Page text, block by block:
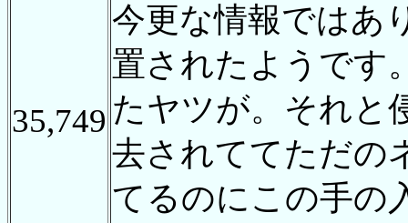
35,749
今更な情報ではあ
置されたようです
たヤツが。それと
去されててただの
てるのにこの手の